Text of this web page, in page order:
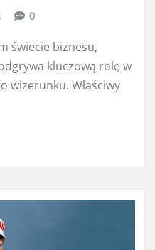
0
świecie biznesu,
kluczową rolę w
wizerunku. Właściwy